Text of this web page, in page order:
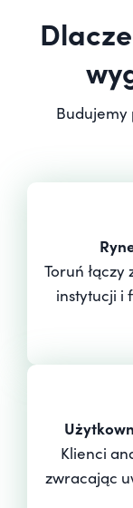
Budujemy
Toruń
instytucji i
Klienci
zwracając